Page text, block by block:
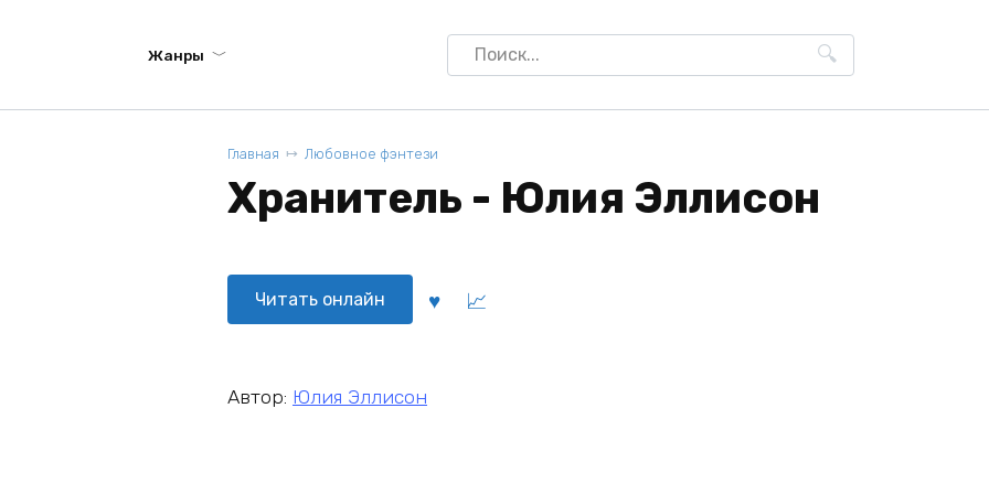
Жанры
Search
for:
Главная Любовное фэнтези
Хранитель - Юлия Эллисон
Читать онлайн
Автор: Юлия Эллисон